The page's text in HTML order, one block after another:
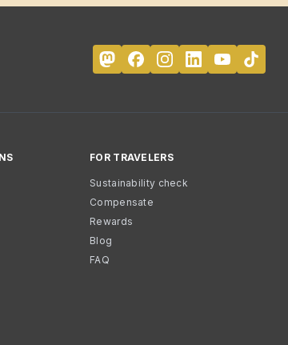
FOR TRAVELERS
Sustainability check
Compensate
Rewards
Blog
FAQ